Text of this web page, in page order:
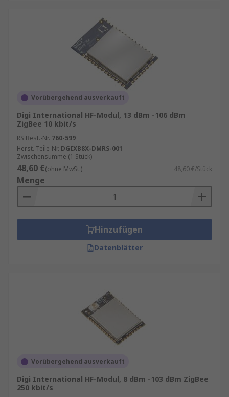
Vorübergehend ausverkauft
Digi International HF-Modul, 13 dBm -106 dBm
ZigBee 10 kbit/s
RS Best.-Nr. 760-599
Herst. Teile-Nr. DGIXB8X-DMRS-001
Zwischensumme (1 Stück)
48,60 €(ohne MwSt.) 48,60 €/Stück
Menge
Hinzufügen
Datenblätter
Vorübergehend ausverkauft
Digi International HF-Modul, 8 dBm -103 dBm ZigBee
250 kbit/s